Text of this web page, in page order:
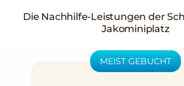
Die Nachhilfe-Leistungen der
Jakominiplatz
MEIST GEBUCHT